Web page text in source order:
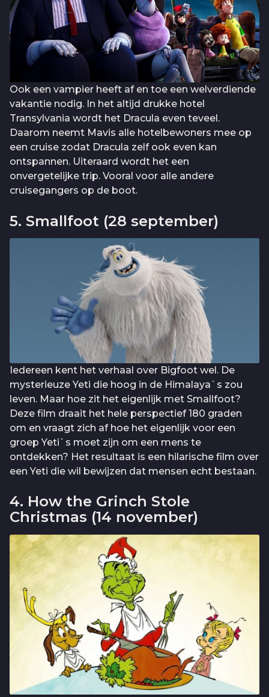
Ook een vampier heeft af en toe een welverdiende
vakantie nodig. In het altijd drukke hotel
Transylvania wordt het Dracula even teveel.
Daarom neemt Mavis alle hotelbewoners mee op
een cruise zodat Dracula zelf ook even kan
ontspannen. Uiteraard wordt het een
onvergetelijke trip. Vooral voor alle andere
cruisegangers op de boot.
5. Smallfoot (28 september)
Iedereen kent het verhaal over Bigfoot wel. De
mysterieuze Yeti die hoog in de Himalaya`s zou
leven. Maar hoe zit het eigenlijk met Smallfoot?
Deze film draait het hele perspectief 180 graden
om en vraagt zich af hoe het eigenlijk voor een
groep Yeti`s moet zijn om een mens te
ontdekken? Het resultaat is een hilarische film over
een Yeti die wil bewijzen dat mensen echt bestaan.
4. How the Grinch Stole
Christmas (14 november)